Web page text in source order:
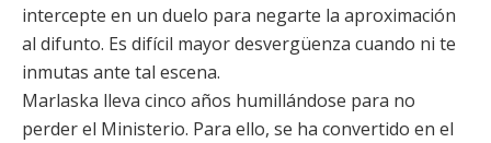
intercepte en un duelo para negarte la aproximación
al difunto. Es difícil mayor desvergüenza cuando ni te
inmutas ante tal escena.
Marlaska lleva cinco años humillándose para no
perder el Ministerio. Para ello, se ha convertido en el